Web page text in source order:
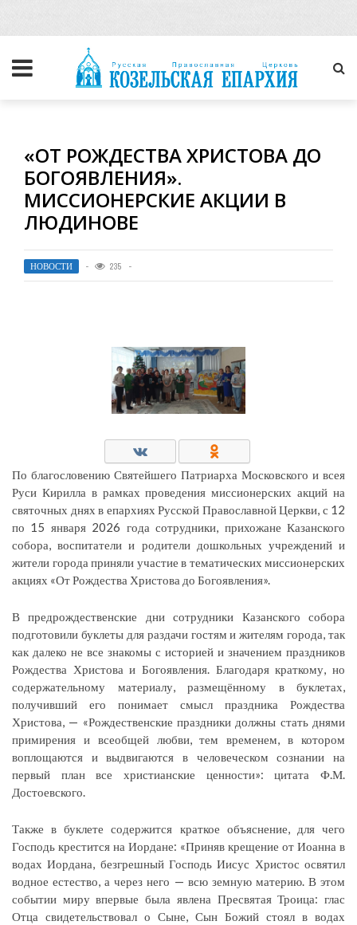
«ОТ РОЖДЕСТВА ХРИСТОВА ДО
БОГОЯВЛЕНИЯ».
МИССИОНЕРСКИЕ АКЦИИ В
ЛЮДИНОВЕ
НОВОСТИ 235
По благословению Святейшего Патриарха Московского и всея
Руси Кирилла в рамках проведения миссионерских акций на
святочных днях в епархиях Русской Православной Церкви, с 12
по 15 января 2026 года сотрудники, прихожане Казанского
собора, воспитатели и родители дошкольных учреждений и
жители города приняли участие в тематических миссионерских
акциях «От Рождества Христова до Богоявления».
В предрождественские дни сотрудники Казанского собора
подготовили буклеты для раздачи гостям и жителям города, так
как далеко не все знакомы с историей и значением праздников
Рождества Христова и Богоявления. Благодаря краткому, но
содержательному материалу, размещённому в буклетах,
получивший его понимает смысл праздника Рождества
Христова, — «Рождественские праздники должны стать днями
примирения и всеобщей любви, тем временем, в котором
воплощаются и выдвигаются в человеческом сознании на
первый план все христианские ценности»: цитата Ф.М.
Достоевского.
Также в буклете содержится краткое объяснение, для чего
Господь крестится на Иордане: «Приняв крещение от Иоанна в
водах Иордана, безгрешный Господь Иисус Христос освятил
водное естество, а через него — всю земную материю. В этом
событии миру впервые была явлена Пресвятая Троица: глас
Отца свидетельствовал о Сыне, Сын Божий стоял в водах